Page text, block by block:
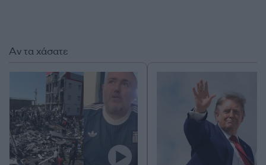
Αν τα χάσατε